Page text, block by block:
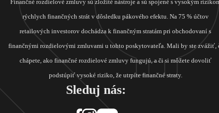
Finančné rozdielové zmluvy sú zložité nástroje a sú spojené s vysokým
rýchlych finančných strát v dôsledku pákového efektu. Na 75 % účtov
retailových investorov dochádza k finančným stratám pri obchodovaní s
finančnými rozdielovými zmluvami u tohto poskytovateľa. Mali by ste zvážiť,
chápete, ako finančné rozdielové zmluvy fungujú, a či si môžete dovoliť
podstúpiť vysoké riziko, že utrpíte finančné straty.
Sleduj nás: